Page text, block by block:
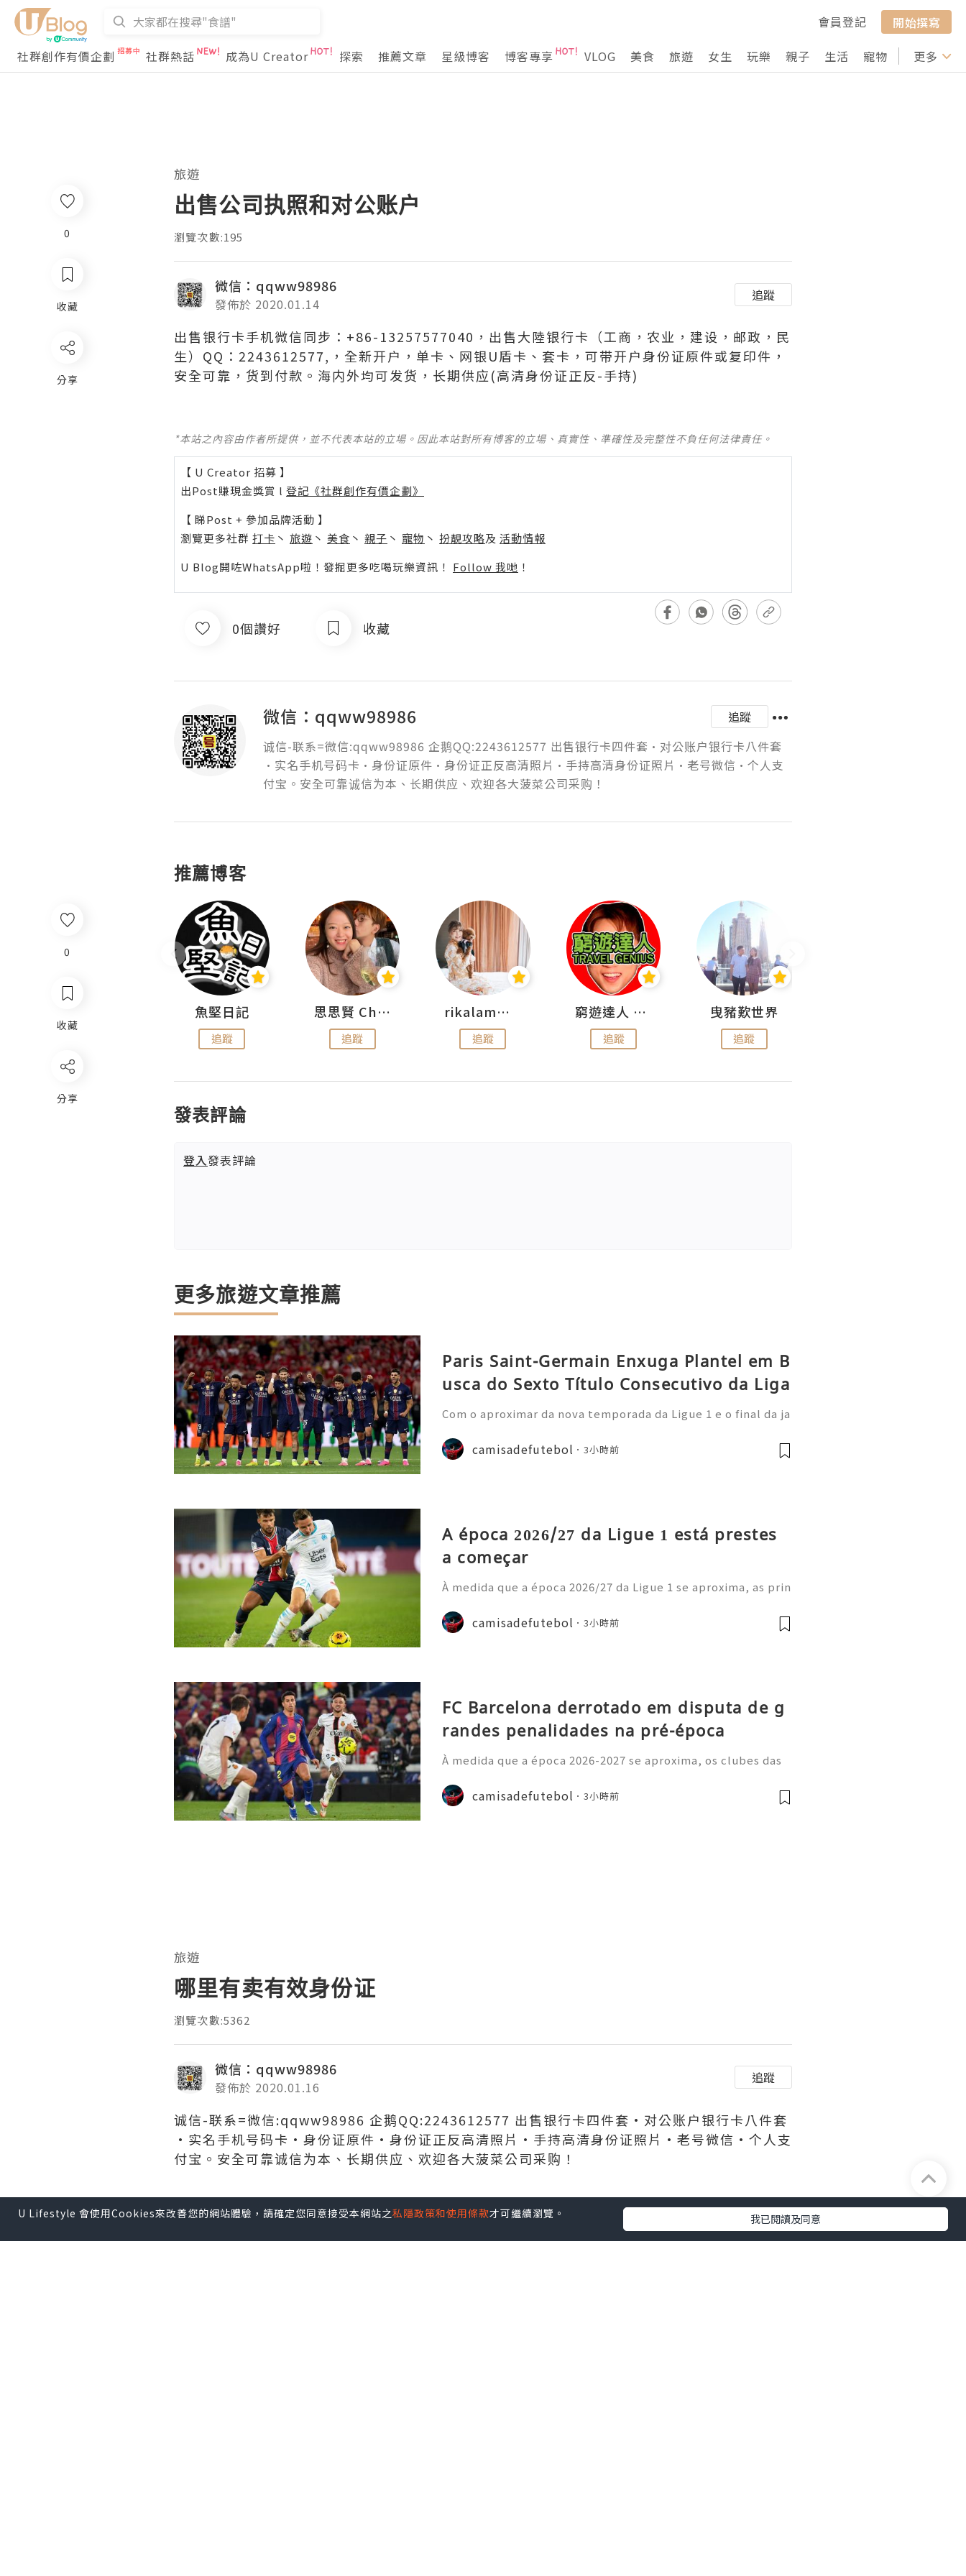
會員登記
開始撰寫
社群創作有價企劃
社群熱話 成為U Creator 探索 推薦文章 星級博客 博客專享 VLOG 美食 旅遊 女生 玩樂 親子 生活 寵物 行山 打卡
更多
0
收藏
分享
旅遊
出售公司执照和对公账户
瀏覽次數:195
微信：qqww98986
發佈於 2020.01.14
追蹤
出售银行卡手机微信同步：+86-13257577040，出售大陸银行卡（工商，农业，建设，邮政，民
生）QQ：2243612577,，全新开户，单卡、网银U盾卡、套卡，可带开户身份证原件或复印件，
安全可靠，货到付款。海内外均可发货，长期供应(高清身份证正反-手持)
*本站之內容由作者所提供，並不代表本站的立場。因此本站對所有博客的立場、真實性、準確性及完整性不負任何法律責任。
【 U Creator 招募 】
出Post賺現金獎賞 l 登記《社群創作有價企劃》
【 睇Post + 參加品牌活動 】
瀏覽更多社群 打卡 丶 旅遊 丶 美食 丶 親子 丶 寵物 丶 扮靚攻略及 活動情報
U Blog開咗WhatsApp啦！發掘更多吃喝玩樂資訊！ Follow 我哋 ！
0個讚好 收藏
微信：qqww98986
追蹤
诚信-联系=微信:qqww98986 企鹅QQ:2243612577 出售银行卡四件套·对公账户银行卡八件套
·实名手机号码卡·身份证原件·身份证正反高清照片·手持高清身份证照片·老号微信·个人支
付宝。安全可靠诚信为本、长期供应、欢迎各大菠菜公司采购！
推薦博客
魚堅日記
追蹤
思思賢 ChillMyBabe
追蹤
rikalammm
追蹤
窮遊達人 Mr.TravelGenius
追蹤
曳豬歎世界
追蹤
發表評論
登入發表評論
更多旅遊文章推薦
Paris Saint-Germain Enxuga Plantel em B
usca do Sexto Título Consecutivo da Liga
Com o aproximar da nova temporada da Ligue 1 e o final da ja
nstrou uma nova estratégia operacional: afastou-se do anter
ior estilo de gastos e
camisadefutebol 3小時前
A época 2026/27 da Ligue 1 está prestes
a começar
À medida que a época 2026/27 da Ligue 1 se aproxima, as prin
o prazo para o título. Os adeptos estão a comprar os novos C
amisolas de futebol
camisadefutebol 3小時前
FC Barcelona derrotado em disputa de g
randes penalidades na pré-época
À medida que a época 2026-2027 se aproxima, os clubes das
sivo, com vários jogos amigáveis ​​a despertarem grande inter
esse por parte dos a
camisadefutebol 3小時前
0
收藏
分享
旅遊
哪里有卖有效身份证
瀏覽次數:5362
微信：qqww98986
發佈於 2020.01.16
追蹤
诚信-联系=微信:qqww98986 企鹅QQ:2243612577 出售银行卡四件套·对公账户银行卡八件套
·实名手机号码卡·身份证原件·身份证正反高清照片·手持高清身份证照片·老号微信·个人支
付宝。安全可靠诚信为本、长期供应、欢迎各大菠菜公司采购！
*本站之內容由作者所提供，並不代表本站的立場。因此本站對所有博客的立場、真實性、準確性及完整性不負任何法律責任。
U Lifestyle 會使用Cookies來改善您的網站體驗，請確定您同意接受本網站之私隱政策和使用條款才可繼續瀏覽。 我已閱讀及同意